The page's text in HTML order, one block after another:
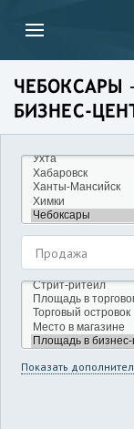
ЧЕБОКСАРЫ
БИЗНЕС-
Продажа
Показать